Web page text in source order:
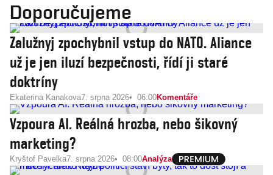
Doporučujeme
Zalužnyj zpochybnil vstup do NATO. Aliance
už je jen iluzí bezpečnosti, řídí ji staré
doktríny
Ekaterina Kanakova7. srpna 2026 06:00Komentáře
Vzpoura AI. Reálná hrozba, nebo šikovný
marketing?
Kryštof Pavelka7. srpna 2026 08:00Analýza